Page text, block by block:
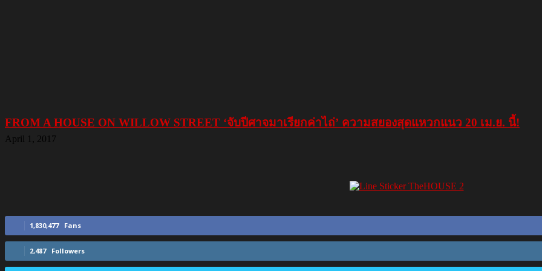
FROM A HOUSE ON WILLOW STREET ‘จับปีศาจมาเรียกค่าไถ่’ ความสยองสุดแหวกแนว 20 เม.ย. นี้!
April 1, 2017
1,830,477 Fans
2,487 Followers